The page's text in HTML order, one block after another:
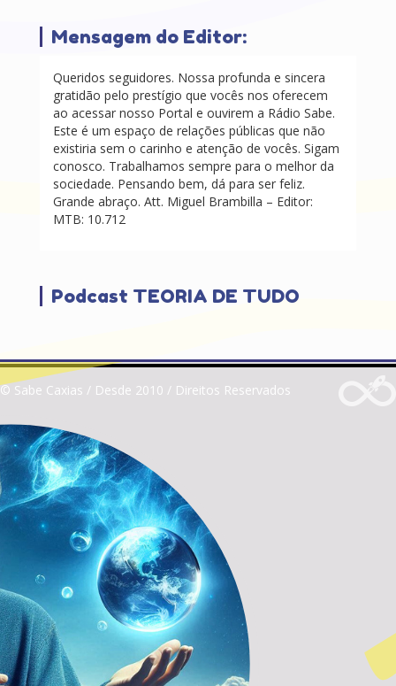
Mensagem do Editor:
Queridos seguidores. Nossa profunda e sincera
gratidão pelo prestígio que vocês nos oferecem
ao acessar nosso Portal e ouvirem a Rádio Sabe.
Este é um espaço de relações públicas que não
existiria sem o carinho e atenção de vocês. Sigam
conosco. Trabalhamos sempre para o melhor da
sociedade. Pensando bem, dá para ser feliz.
Grande abraço. Att. Miguel Brambilla – Editor:
MTB: 10.712
Podcast TEORIA DE TUDO
© Sabe Caxias / Desde 2010 / Direitos Reservados